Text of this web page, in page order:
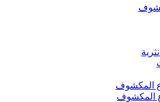
ع المكشوف
المكشوف